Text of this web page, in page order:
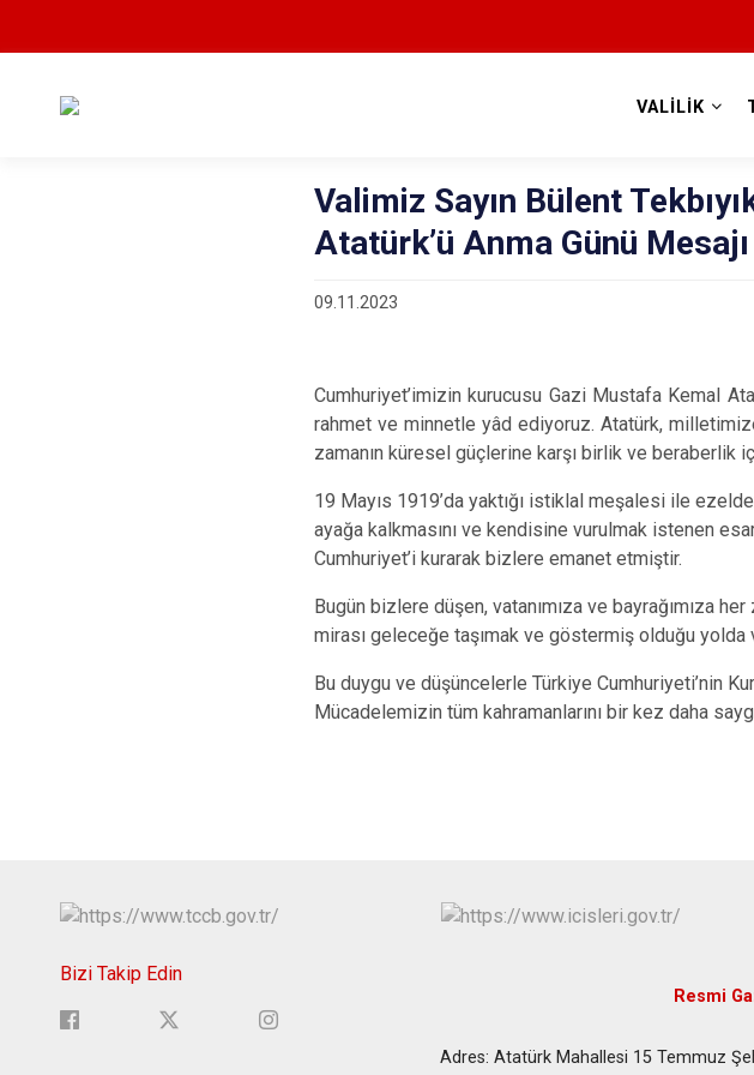
VALİLİK
Valimiz Sayın Bülent
Atatürk’ü Anma Günü Mesajı
09.11.2023
Cumhuriyet’imizin kurucusu Gazi Mustafa Kemal
rahmet ve minnetle yâd ediyoruz. Atatürk,
zamanın küresel güçlerine karşı birlik ve beraberlik
19 Mayıs 1919’da yaktığı istiklal meşalesi ile
ayağa kalkmasını ve kendisine vurulmak istenen
Cumhuriyet’i kurarak bizlere emanet etmiştir.
Bugün bizlere düşen, vatanımıza ve bayrağımıza
mirası geleceğe taşımak ve göstermiş olduğu yolda
Bu duygu ve düşüncelerle Türkiye Cumhuriyeti’nin
Mücadelemizin tüm kahramanlarını bir kez daha
Bizi Takip Edin
Resmi
Adres: Atatürk Mahallesi 15 Temmuz